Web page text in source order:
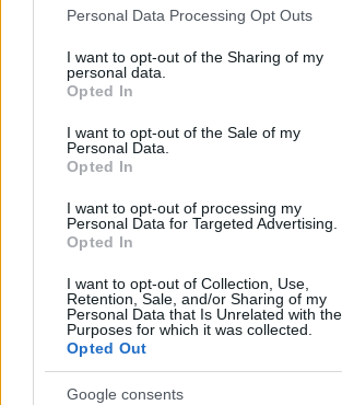
Please note that this website/app uses one
not limited to your visit or usage behaviour.
grant or deny consent to Google and its
use your data for below specified purposes
consent section.
Personal Data Processing Opt Outs
I want to opt-out of the Sharing of my
personal data.
Opted In
I want to opt-out of the Sale of my
Personal Data.
Opted In
I want to opt-out of processing my
Personal Data for Targeted Advertising.
Opted In
I want to opt-out of Collection, Use,
Retention, Sale, and/or Sharing of my
Personal Data that Is Unrelated with the
Purposes for which it was collected.
Opted Out
Google consents
Egyetem
szúnyoginvázió
HIRDETÉS